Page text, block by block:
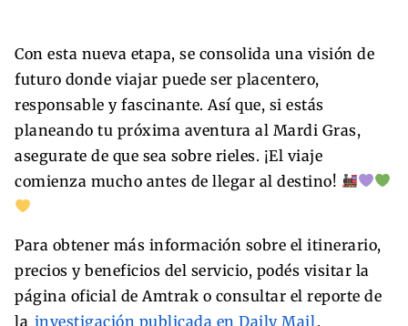
Con esta nueva etapa, se consolida una visión de
futuro donde viajar puede ser placentero,
responsable y fascinante. Así que, si estás
planeando tu próxima aventura al Mardi Gras,
asegurate de que sea sobre rieles. ¡El viaje
comienza mucho antes de llegar al destino!
Para obtener más información sobre el itinerario,
precios y beneficios del servicio, podés visitar la
página oficial de Amtrak o consultar el reporte de
la investigación publicada en Daily Mail .